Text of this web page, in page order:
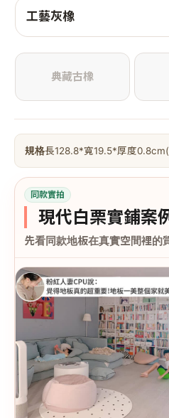
工藝灰橡
典藏古橡
規格長128.8*寬19.5*厚度
同款實拍
現代白栗實鋪案
先看同款地板在真實空間裡的